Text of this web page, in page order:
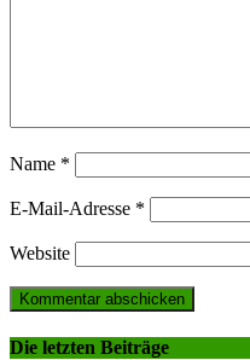
Name *
E-Mail-Adresse *
Website
Die letzten Beiträge